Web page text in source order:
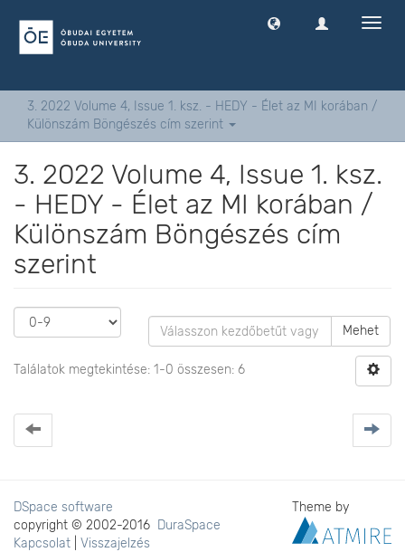
3. 2022 Volume 4, Issue 1. ksz. - HEDY - Élet az MI korában /
Különszám Böngészés cím szerint
3. 2022 Volume 4, Issue 1. ksz.
- HEDY - Élet az MI korában /
Különszám Böngészés cím
szerint
Mehet
Találatok megtekintése: 1-0 összesen: 6
DSpace software
copyright © 2002-2016 DuraSpace
Kapcsolat
Visszajelzés
Theme by